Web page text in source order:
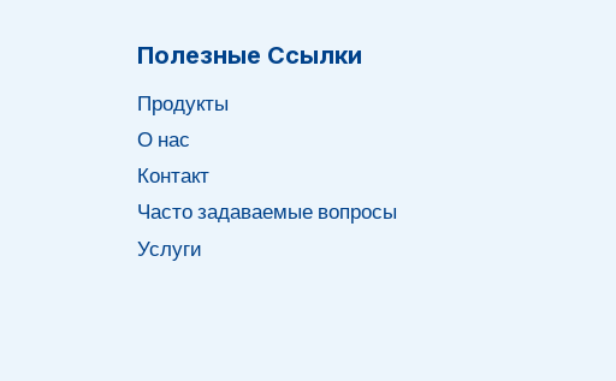
Полезные Ссылки
Продукты
О нас
Контакт
Часто задаваемые вопросы
Услуги